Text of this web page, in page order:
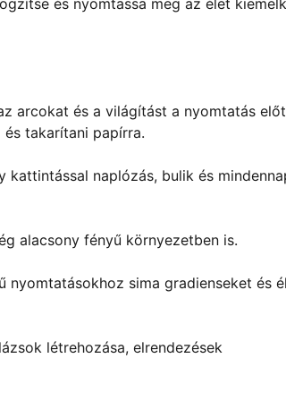
és nyomtassa meg az élet
arcokat és a világítást a nyomtatás
takarítani papírra.
naplózás, bulik és
alacsony fényű környezetben is.
nyomtatásokhoz sima gradienseket és
létrehozása, elrendezések